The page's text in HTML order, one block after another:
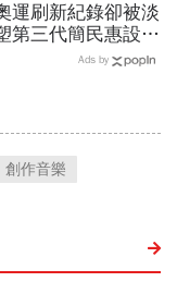
運刷新紀錄卻被淡
第三代簡民惠設台
創紀錄獎」：不是
Ads by
創作音樂